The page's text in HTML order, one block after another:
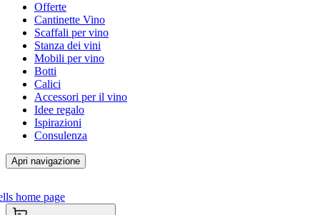
Offerte
Cantinette Vino
Scaffali per vino
Stanza dei vini
Mobili per vino
Botti
Calici
Accessori per il vino
Idee regalo
Ispirazioni
Consulenza
Apri navigazione
home page